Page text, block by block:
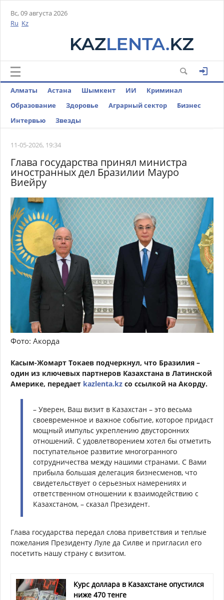
Вс, 09 августа 2026
Ru Kz
Алматы Астана Шымкент ИИ
Криминал
Образование
Здоровье Аграрный сектор
Бизнес
Интервью
Звезды
11-05-2026, 19:34
Глава государства принял министра
иностранных дел Бразилии Мауро
Виейру
Фото: Акорда
Касым-Жомарт Токаев подчеркнул, что Бразилия –
один из ключевых партнеров Казахстана в Латинской
Америке, передает kazlenta.kz со ссылкой на Акорду.
– Уверен, Ваш визит в Казахстан – это весьма
своевременное и важное событие, которое придаст
мощный импульс укреплению двусторонних
отношений. С удовлетворением хотел бы отметить
поступательное развитие многогранного
сотрудничества между нашими странами. С Вами
прибыла большая делегация бизнесменов, что
свидетельствует о серьезных намерениях и
ответственном отношении к взаимодействию с
Казахстаном, – сказал Президент.
Глава государства передал слова приветствия и теплые
пожелания Президенту Луле да Силве и пригласил его
посетить нашу страну с визитом.
Курс доллара в Казахстане опустился
ниже 470 тенге